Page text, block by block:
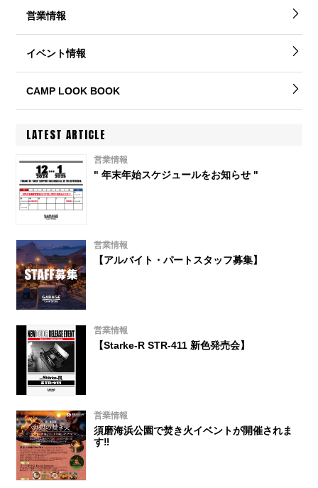
営業情報
イベント情報
CAMP LOOK BOOK
LATEST ARTICLE
営業情報
" 年末年始スケジュールをお知らせ "
営業情報
【アルバイト・パートスタッフ募集】
営業情報
【Starke-R STR-411 新色発売会】
営業情報
須磨海浜公園で焚き火イベントが開催されま
す‼